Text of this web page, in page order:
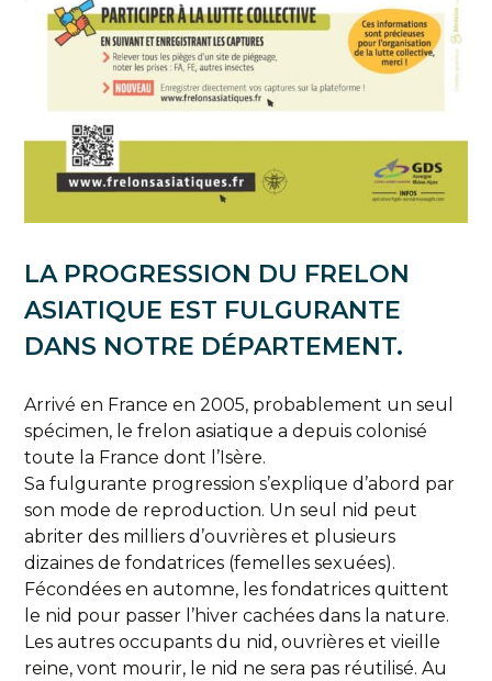
LA PROGRESSION DU FRELON
ASIATIQUE EST FULGURANTE
DANS NOTRE DÉPARTEMENT.
Arrivé en France en 2005, probablement un seul
spécimen, le frelon asiatique a depuis colonisé
toute la France dont l’Isère.
Sa fulgurante progression s’explique d’abord par
son mode de reproduction. Un seul nid peut
abriter des milliers d’ouvrières et plusieurs
dizaines de fondatrices (femelles sexuées).
Fécondées en automne, les fondatrices quittent
le nid pour passer l’hiver cachées dans la nature.
Les autres occupants du nid, ouvrières et vieille
reine, vont mourir, le nid ne sera pas réutilisé. Au